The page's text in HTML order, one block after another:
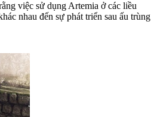
việc sử dụng Artemia ở các liều
nhau đến sự phát triển sau ấu trùng